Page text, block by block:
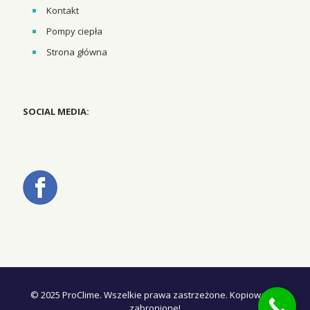
Kontakt
Pompy ciepła
Strona główna
SOCIAL MEDIA:
© 2025 ProClime. Wszelkie prawa zastrzeżone. Kopiowanie